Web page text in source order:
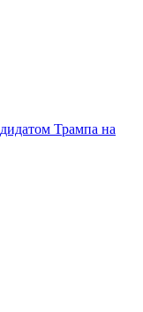
Трампа на